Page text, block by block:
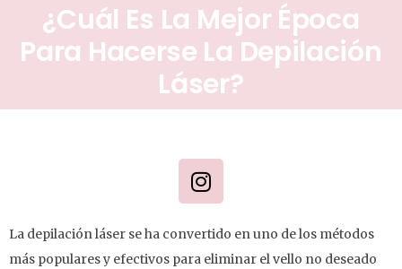
¿Cuál Es La Mejor Época
Para Hacerse La Depilación
Láser?
La depilación láser se ha convertido en uno de los métodos
más populares y efectivos para eliminar el vello no deseado